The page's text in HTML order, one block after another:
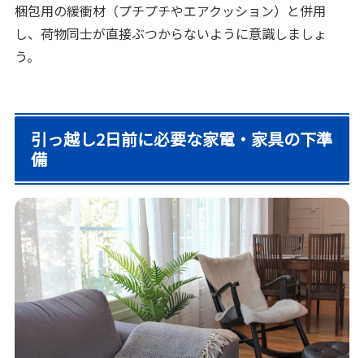
梱包用の緩衝材（プチプチやエアクッション）と併用
し、荷物同士が直接ぶつからないように意識しましょ
う。
引っ越し2日前に必要な家電・家具の下準
備